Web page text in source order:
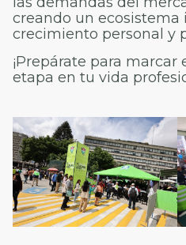
creando un ecosistema
crecimiento personal y
¡Prepárate para
etapa en tu vida